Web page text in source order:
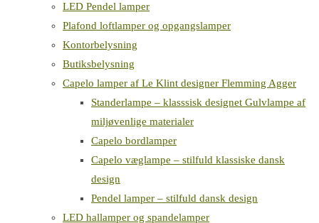
LED Pendel lamper
Plafond loftlamper og opgangslamper
Kontorbelysning
Butiksbelysning
Capelo lamper af Le Klint designer Flemming Agger
Standerlampe – klasssisk designet Gulvlampe af
miljøvenlige materialer
Capelo bordlamper
Capelo væglampe – stilfuld klassiske dansk
design
Pendel lamper – stilfuld dansk design
LED hallamper og spandelamper